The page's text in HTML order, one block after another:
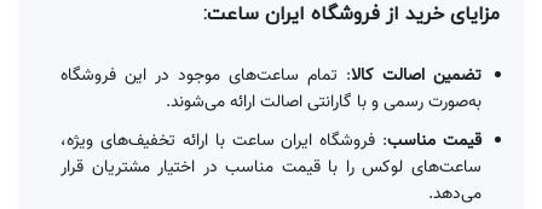
مزایای خرید از فروشگاه ایران ساعت:
تضمین اصالت کالا: تمام ساعت‌های موجود در این فروشگاه
به‌صورت رسمی و با گارانتی اصالت ارائه می‌شوند.
قیمت مناسب: فروشگاه ایران ساعت با ارائه تخفیف‌های ویژه،
ساعت‌های لوکس را با قیمت مناسب در اختیار مشتریان قرار
می‌دهد.